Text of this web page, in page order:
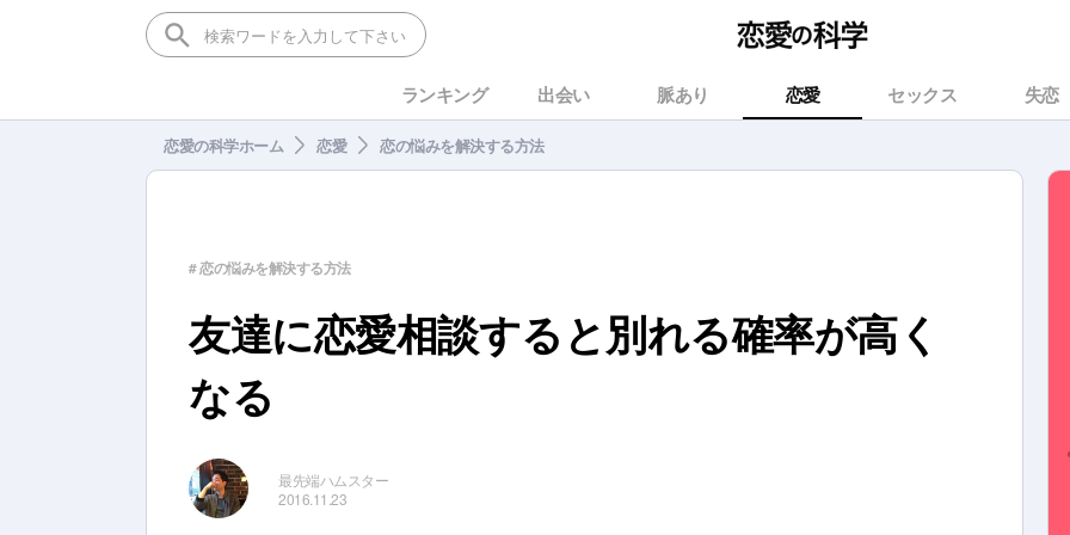
ランキング 出会い 脈あり 恋愛 セックス 失恋
恋愛の科学ホーム 恋愛 恋の悩みを解決する方法
# 恋の悩みを解決する方法
友達に恋愛相談すると別れる確率が高く
なる
最先端ハムスター
2016.11.23